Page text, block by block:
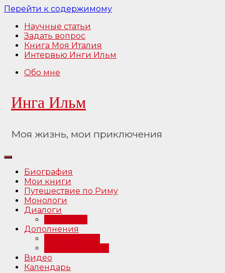
Перейти к содержимому
Научные статьи
Задать вопрос
Книга Моя Италия
Интервью Инги Ильм
Обо мне
Инга Ильм
Моя жизнь, мои приключения
Биография
Мои книги
Путешествие по Риму
Монологи
Диалоги
Дополнения
Видео
Календарь